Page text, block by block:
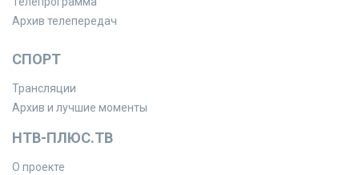
Архив телепередач
СПОРТ
Трансляции
Архив и лучшие моменты
НТВ-ПЛЮС.ТВ
О проекте